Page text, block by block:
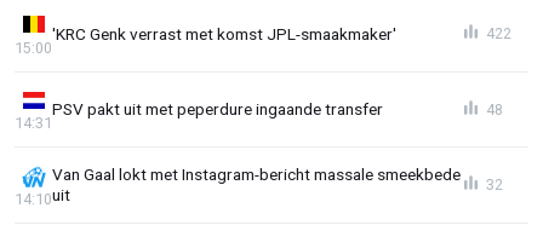
'KRC Genk verrast met komst JPL-smaakmaker'
15:00
422
PSV pakt uit met peperdure ingaande transfer
14:31
48
Van Gaal lokt met Instagram-bericht massale smeekbede
uit
14:10
32